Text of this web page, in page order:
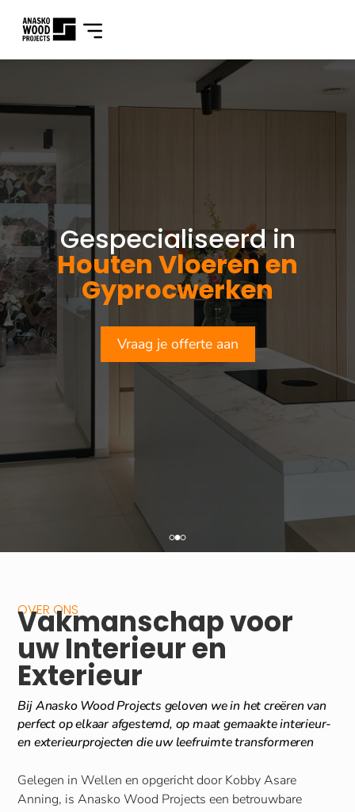
Gespecialiseerd in
Houten Vloeren en
Gyprocwerken
Vraag je offerte aan
OVER ONS
Vakmanschap voor
uw Interieur en
Exterieur
Bij Anasko Wood Projects geloven we in het creëren van
perfect op elkaar afgestemd, op maat gemaakte interieur-
en exterieurprojecten die uw leefruimte transformeren
Gelegen in Wellen en opgericht door Kobby Asare
Anning, is Anasko Wood Projects een betrouwbare